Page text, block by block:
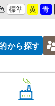
標準 黄 青
から探す